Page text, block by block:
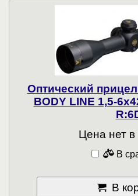
Оптический
BODY LINE 1,5-
Цена нет
В
В